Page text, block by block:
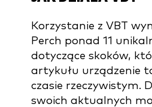
Korzystanie z VBT
Perch ponad 11
dotyczące skoków,
artykułu urządzenie
czasie rzeczywistym.
swoich aktualnych